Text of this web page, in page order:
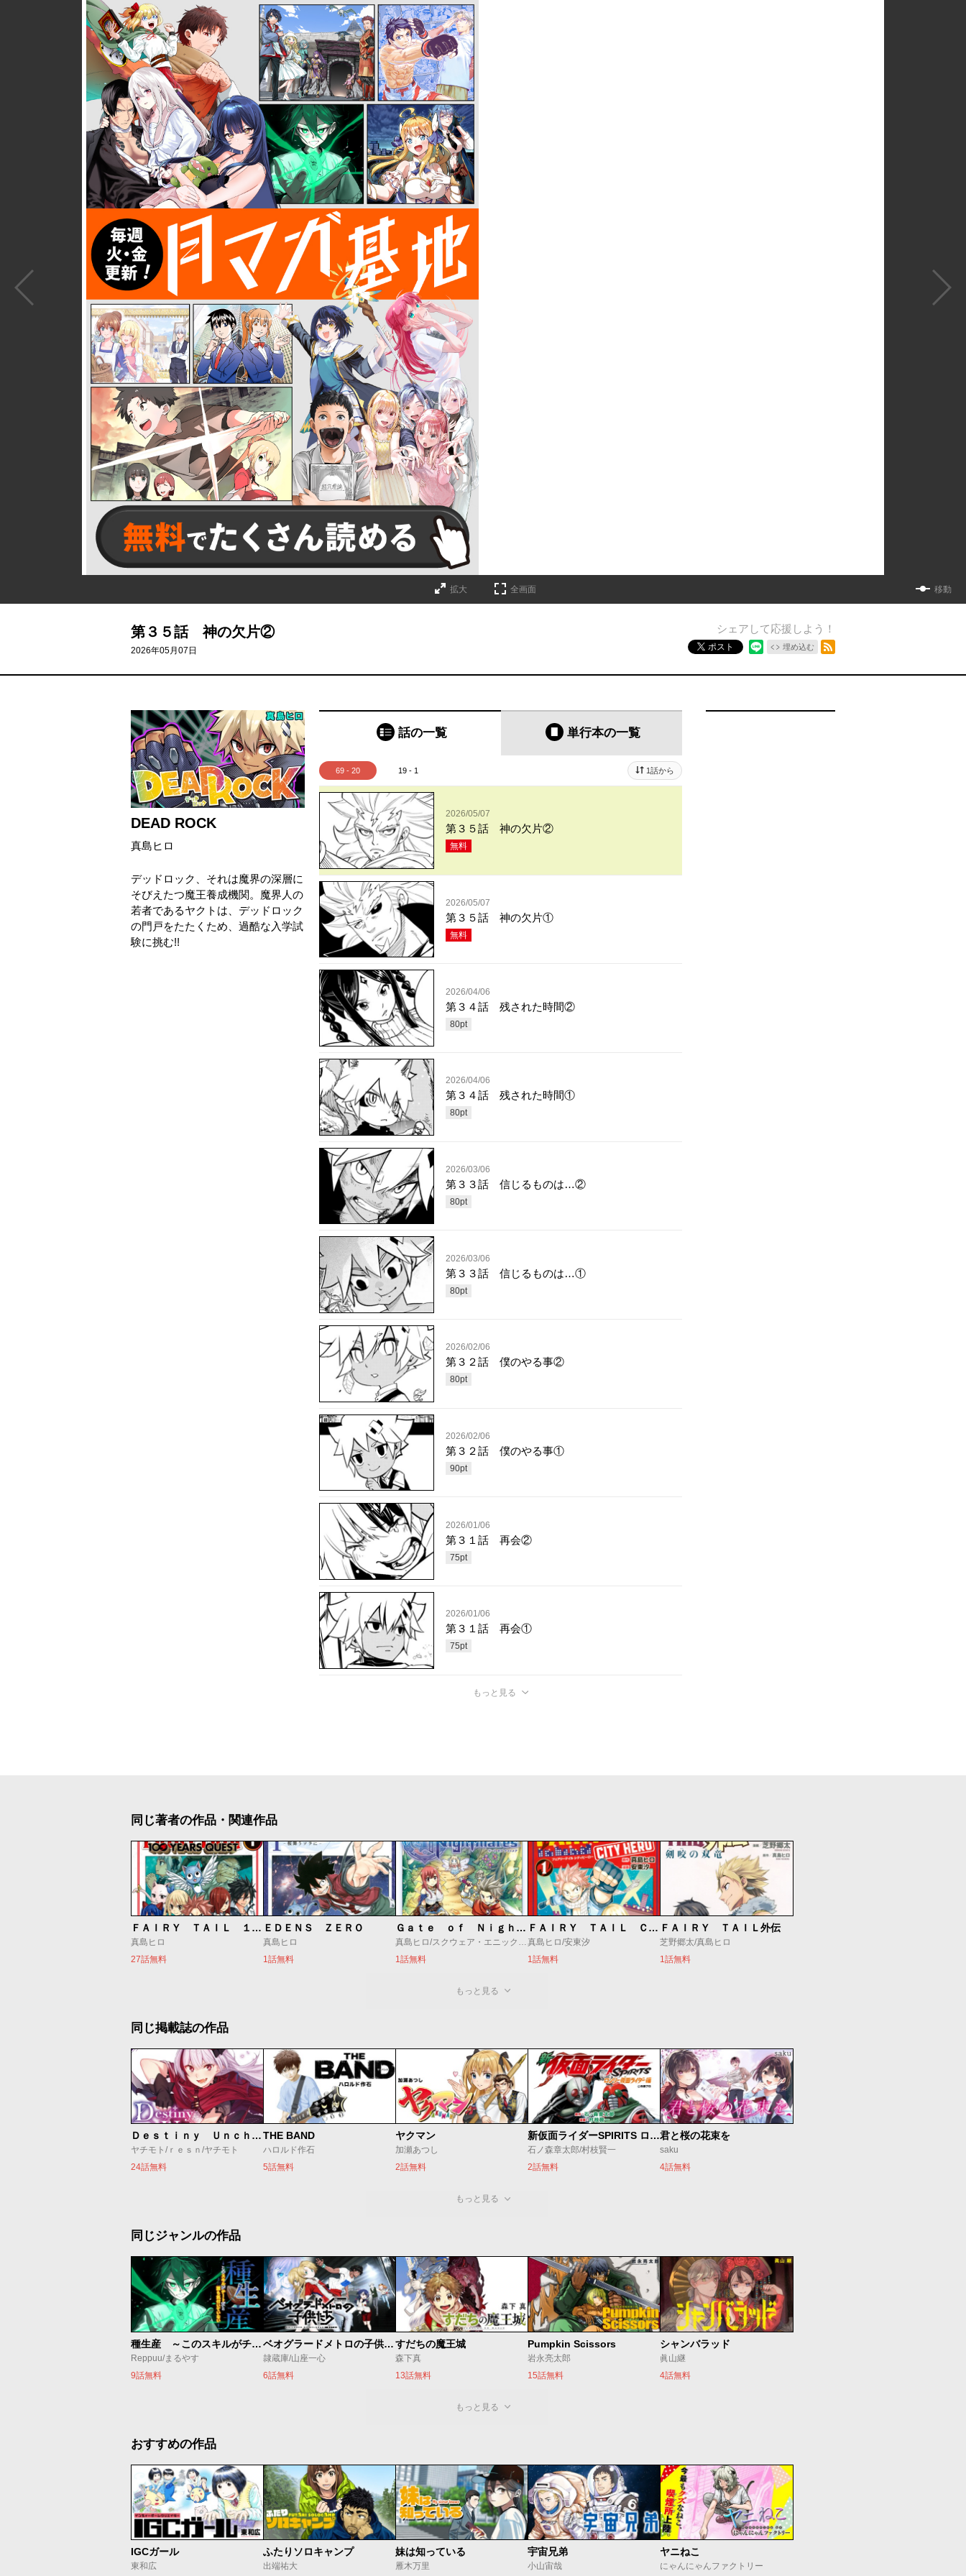
詳細ページへのリンク
拡大 全画面 移動
第３５話 神の欠片②
2026年05月07日
シェアして応援しよう！
ポスト 埋め込む
DEAD ROCK
真島ヒロ
デッドロック、それは魔界の深層に
そびえたつ魔王養成機関。魔界人の
若者であるヤクトは、デッドロック
の門戸をたたくため、過酷な入学試
験に挑む!!
話の一覧 単行本の一覧
69 - 20 19 - 1 1話から
2026/05/07
第３５話 神の欠片②
無料
2026/05/07
第３５話 神の欠片①
無料
2026/04/06
第３４話 残された時間②
80pt
2026/04/06
第３４話 残された時間①
80pt
2026/03/06
第３３話 信じるものは…②
80pt
2026/03/06
第３３話 信じるものは…①
80pt
2026/02/06
第３２話 僕のやる事②
80pt
2026/02/06
第３２話 僕のやる事①
90pt
2026/01/06
第３１話 再会②
75pt
2026/01/06
第３１話 再会①
75pt
もっと見る
同じ著者の作品・関連作品
ＦＡＩＲＹ ＴＡＩＬ １００ ＹＥＡＲＳ ＱＵＥＳＴ
真島ヒロ
27話無料
ＥＤＥＮＳ ＺＥＲＯ
真島ヒロ
1話無料
Ｇａｔｅ ｏｆ Ｎｉｇｈｔｍａｒｅｓ
真島ヒロ/スクウェア・エニックス/マツオカヨシノリ
1話無料
ＦＡＩＲＹ ＴＡＩＬ ＣＩＴＹ ＨＥＲＯ
真島ヒロ/安東汐
1話無料
ＦＡＩＲＹ ＴＡＩＬ外伝
芝野郷太/真島ヒロ
1話無料
もっと見る
同じ掲載誌の作品
Ｄｅｓｔｉｎｙ Ｕｎｃｈａｉｎ Ｏｎｌｉｎｅ 吸血鬼少女となって、やがて『赤の魔王』と呼ばれるようになりました
ヤチモト/ｒｅｓｎ/ヤチモト
24話無料
THE BAND
ハロルド作石
5話無料
ヤクマン
加瀬あつし
2話無料
新仮面ライダーSPIRITS ロンリー仮面ライダー編
石ノ森章太郎/村枝賢一
2話無料
君と桜の花束を
saku
4話無料
もっと見る
同じジャンルの作品
種生産 ～このスキルがチートだとまだ誰も気付いていない～
Reppuu/まるやす
9話無料
ベオグラードメトロの子供たち
隷蔵庫/山座一心
6話無料
すだちの魔王城
森下真
13話無料
Pumpkin Scissors
岩永亮太郎
15話無料
シャンバラッド
眞山継
4話無料
もっと見る
おすすめの作品
IGCガール
東和広
ふたりソロキャンプ
出端祐大
妹は知っている
雁木万里
宇宙兄弟
小山宙哉
ヤニねこ
にゃんにゃんファクトリー